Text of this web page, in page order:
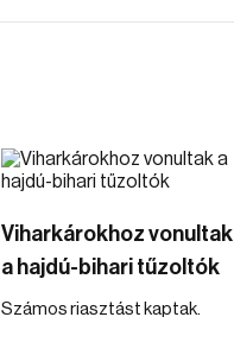
Viharkárokhoz vonultak
a hajdú-bihari tűzoltók
Számos riasztást kaptak.